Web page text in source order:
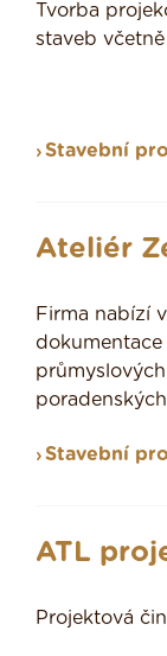
Tvorba
staveb
Stavební
Ateliér
Firma nabízí
Stavební
ATL
Projektová